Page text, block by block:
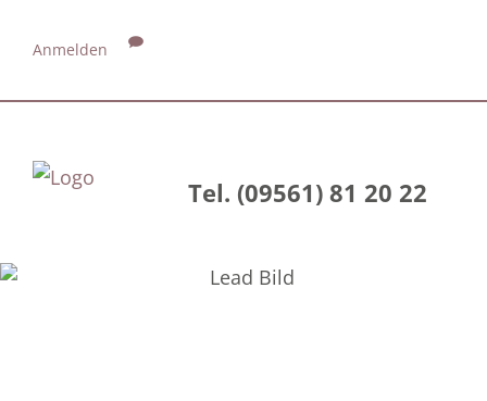
Anmelden
Tel. (09561) 81 20 22